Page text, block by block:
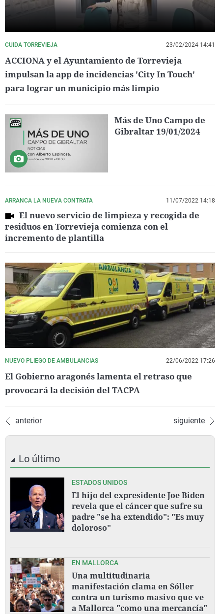
CUIDA TORREVIEJA 23/02/2024 14:41
ACCIONA y el Ayuntamiento de Torrevieja
impulsan la app de incidencias 'City In Touch'
para lograr un municipio más limpio
Más de Uno Campo de
Gibraltar 19/01/2024
ARRANCA LA NUEVA CONTRATA 11/07/2022 14:18
El nuevo servicio de limpieza y recogida de
residuos en Torrevieja comienza con el
incremento de plantilla
NUEVO PLIEGO DE AMBULANCIAS 22/06/2022 17:26
El Gobierno aragonés lamenta el retraso que
provocará la decisión del TACPA
anterior siguiente
Lo último
ESTADOS UNIDOS
El hijo del expresidente Joe Biden
revela que el cáncer que sufre su
padre "se ha extendido": "Es muy
doloroso"
EN MALLORCA
Una multitudinaria
manifestación clama en Sóller
contra un turismo masivo que ve
a Mallorca "como una mercancía"